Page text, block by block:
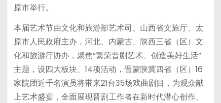
原市举行。
本届艺术节由文化和旅游部艺术司、山西省文旅厅、太
原市人民政府主办，河北、内蒙古、陕西三省（区）文
化和旅游厅协办，聚焦“繁荣晋剧艺术、创造美好生活”
主题，设四大板块、14项活动，晋蒙陕冀四省（区）16
家院团近千名演员将带来21台35场戏曲剧目，为观众献
上艺术盛宴，全面展现晋剧工作者在新时代潜心创作、